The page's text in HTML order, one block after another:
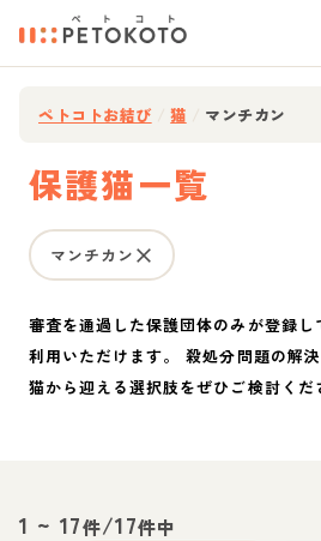
ペトコトお結び 猫 マンチカン
保護猫一覧
マンチカン
審査を通過した保護団体のみが登録
利用いただけます。 殺処分問題の解
猫から迎える選択肢をぜひご検討くだ
1 ~ 17件/17件中